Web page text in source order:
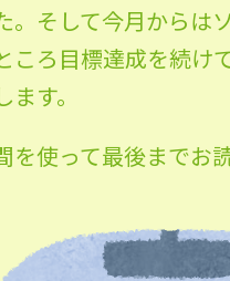
。そして今月からは
ころ目標達成を続け
す。
を使って最後までお